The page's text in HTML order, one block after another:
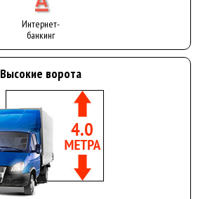
Интернет-
банкинг
Высокие ворота